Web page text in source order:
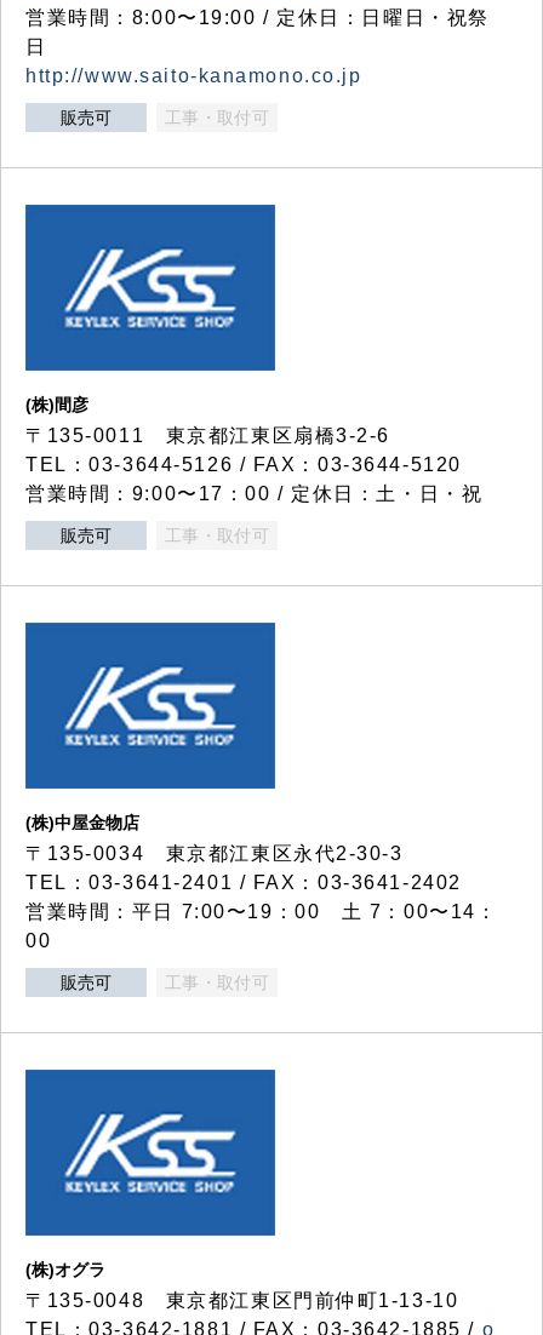
営業時間：8:00〜19:00 / 定休日：日曜日・祝祭
日
http://www.saito-kanamono.co.jp
販売可 工事・取付可
(株)間彦
〒135-0011 東京都江東区扇橋3-2-6
TEL：03-3644-5126 / FAX：03-3644-5120
営業時間：9:00〜17：00 / 定休日：土・日・祝
販売可 工事・取付可
(株)中屋金物店
〒135-0034 東京都江東区永代2-30-3
TEL：03-3641-2401 / FAX：03-3641-2402
営業時間：平日 7:00〜19：00 土 7：00〜14：
00
販売可 工事・取付可
(株)オグラ
〒135-0048 東京都江東区門前仲町1-13-10
TEL：03-3642-1881 / FAX：03-3642-1885 / o